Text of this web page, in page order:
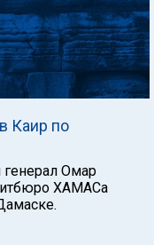
Каир по
генерал Омар
ХАМАСа